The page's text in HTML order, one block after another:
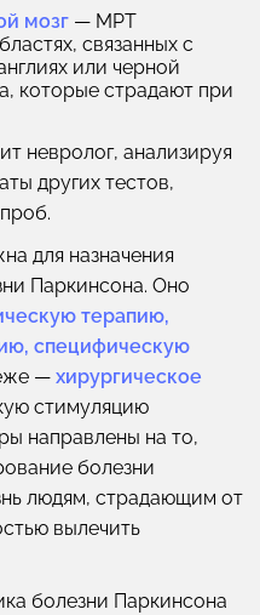
мозг — МРТ
связанных с
или черной
которые страдают при
невролог, анализируя
других тестов,
для назначения
Паркинсона. Оно
терапию,
специфическую
— хирургическое
стимуляцию
направлены на то,
болезни
людям, страдающим от
вылечить
болезни Паркинсона